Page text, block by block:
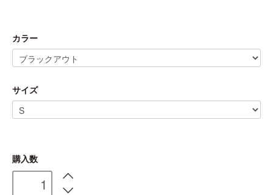
カラー
サイズ
購入数